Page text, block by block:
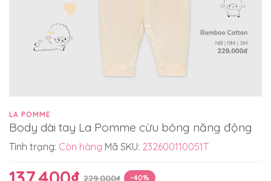
LA POMME
Body dài tay La Pomme cừu bông năng động
Tình trạng: Còn hàng Mã SKU: 232600110051T
229.000₫ -40%